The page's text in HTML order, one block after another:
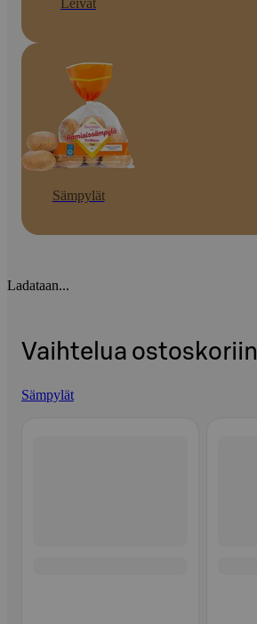
Sämpylät
Ladataan...
Vaihtelua ostoskoriin
Sämpylät